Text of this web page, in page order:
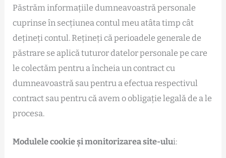
Păstrăm informațiile dumneavoastră personale
cuprinse în secțiunea contul meu atâta timp cât
dețineți contul. Rețineți că perioadele generale de
păstrare se aplică tuturor datelor personale pe care
le colectăm pentru a încheia un contract cu
dumneavoastră sau pentru a efectua respectivul
contract sau pentru că avem o obligație legală de a le
procesa.
Modulele cookie și monitorizarea site-ului: